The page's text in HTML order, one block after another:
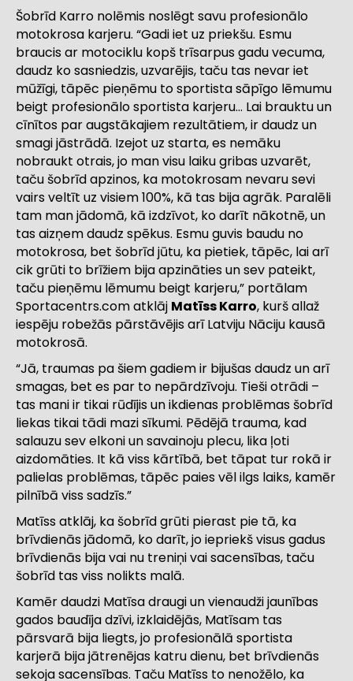
Šobrīd Karro nolēmis noslēgt savu profesionālo
motokrosa karjeru. “Gadi iet uz priekšu. Esmu
braucis ar motociklu kopš trīsarpus gadu vecuma,
daudz ko sasniedzis, uzvarējis, taču tas nevar iet
mūžīgi, tāpēc pieņēmu to sportista sāpīgo lēmumu
beigt profesionālo sportista karjeru… Lai brauktu un
cīnītos par augstākajiem rezultātiem, ir daudz un
smagi jāstrādā. Izejot uz starta, es nemāku
nobraukt otrais, jo man visu laiku gribas uzvarēt,
taču šobrīd apzinos, ka motokrosam nevaru sevi
vairs veltīt uz visiem 100%, kā tas bija agrāk. Paralēli
tam man jādomā, kā izdzīvot, ko darīt nākotnē, un
tas aizņem daudz spēkus. Esmu guvis baudu no
motokrosa, bet šobrīd jūtu, ka pietiek, tāpēc, lai arī
cik grūti to brīžiem bija apzināties un sev pateikt,
taču pieņēmu lēmumu beigt karjeru,” portālam
Sportacentrs.com atklāj Matīss Karro, kurš allaž
iespēju robežās pārstāvējis arī Latviju Nāciju kausā
motokrosā.
“Jā, traumas pa šiem gadiem ir bijušas daudz un arī
smagas, bet es par to nepārdzīvoju. Tieši otrādi –
tas mani ir tikai rūdījis un ikdienas problēmas šobrīd
liekas tikai tādi mazi sīkumi. Pēdējā trauma, kad
salauzu sev elkoni un savainoju plecu, lika ļoti
aizdomāties. It kā viss kārtībā, bet tāpat tur rokā ir
palielas problēmas, tāpēc paies vēl ilgs laiks, kamēr
pilnībā viss sadzīs.”
Matīss atklāj, ka šobrīd grūti pierast pie tā, ka
brīvdienās jādomā, ko darīt, jo iepriekš visus gadus
brīvdienās bija vai nu treniņi vai sacensības, taču
šobrīd tas viss nolikts malā.
Kamēr daudzi Matīsa draugi un vienaudži jaunības
gados baudīja dzīvi, izklaidējās, Matīsam tas
pārsvarā bija liegts, jo profesionālā sportista
karjerā bija jātrenējas katru dienu, bet brīvdienās
sekoja sacensības. Taču Matīss to nenožēlo, ka